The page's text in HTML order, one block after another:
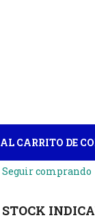
comprando